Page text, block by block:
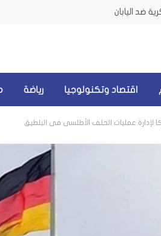
ضد اليابان
اقتصاد وتكنولوجيا رياضة
لإدارة عمليات الحلف الأطلسي في البلطيق